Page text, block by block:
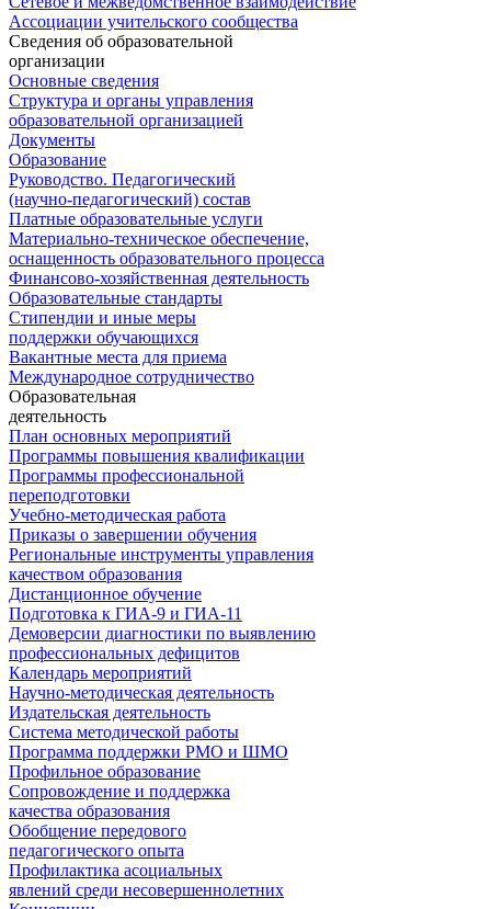
Ассоциации учительского сообщества
Сведения об образовательной
организации
Основные сведения
Структура и органы управления
образовательной организацией
Документы
Образование
Руководство. Педагогический
(научно-педагогический) состав
Платные образовательные услуги
Материально-техническое обеспечение,
оснащенность образовательного процесса
Финансово-хозяйственная деятельность
Образовательные стандарты
Стипендии и иные меры
поддержки обучающихся
Вакантные места для приема
Международное сотрудничество
Образовательная
деятельность
План основных мероприятий
Программы повышения квалификации
Программы профессиональной
переподготовки
Учебно-методическая работа
Приказы о завершении обучения
Региональные инструменты управления
качеством образования
Дистанционное обучение
Подготовка к ГИА-9 и ГИА-11
Демоверсии диагностики по выявлению
профессиональных дефицитов
Календарь мероприятий
Научно-методическая деятельность
Издательская деятельность
Система методической работы
Программа поддержки РМО и ШМО
Профильное образование
Сопровождение и поддержка
качества образования
Обобщение передового
педагогического опыта
Профилактика асоциальных
явлений среди несовершеннолетних